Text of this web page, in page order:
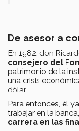
De asesor a
En 1982, don
consejero del
patrimonio de la
una crisis
dólar.
Para entonces, él
trabajar en la
carrera en las